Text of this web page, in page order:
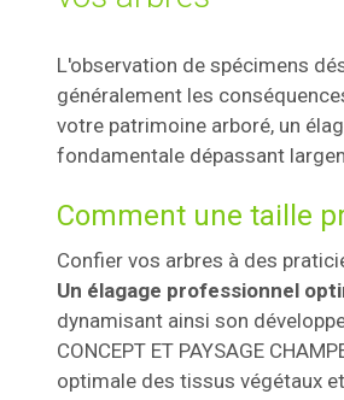
L'observation de spécimens
généralement les
votre patrimoine arboré, un
fondamentale dépassant
Comment une taille
Confier vos arbres à des
Un élagage professionnel
dynamisant ainsi son
CONCEPT ET PAYSAGE
optimale des tissus végétaux